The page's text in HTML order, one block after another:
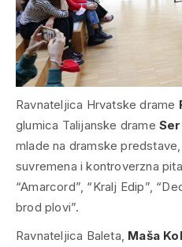
Ravnateljica Hrvatske drame
glumica Talijanske drame
mlade na dramske
suvremena i kontroverzna
“Amarcord”, “Kralj Edip”,
brod plovi”.
Ravnateljica Baleta, Maša